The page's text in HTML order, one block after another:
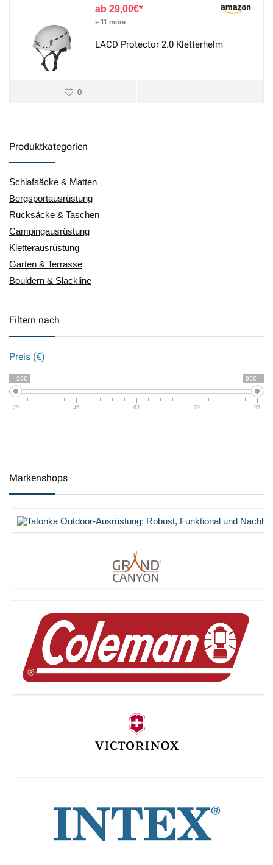
29,00€
+ 11 more
LACD Protector 2.0 Kletterhelm
0
Produktkategorien
Schlafsäcke & Matten
Bergsportausrüstung
Rucksäcke & Taschen
Campingausrüstung
Kletterausrüstung
Garten & Terrasse
Bouldern & Slackline
Filtern nach
Preis (€)
29€ 95€
29 46 62 79 95
Markenshops